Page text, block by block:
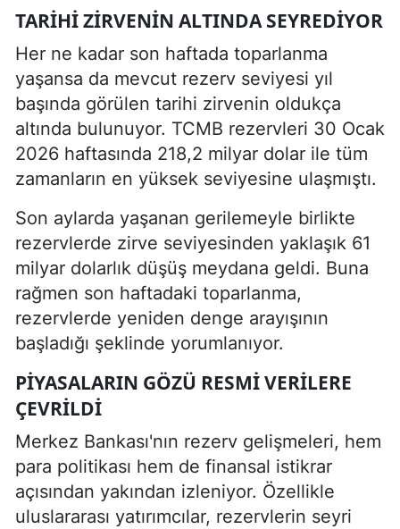
TARIHI ZIRVENIN ALTINDA SEYREDIYOR
Her ne kadar son haftada toparlanma
yaşansa da mevcut rezerv seviyesi yıl
başında görülen tarihi zirvenin oldukça
altında bulunuyor. TCMB rezervleri 30 Ocak
2026 haftasında 218,2 milyar dolar ile tüm
zamanların en yüksek seviyesine ulaşmıştı.
Son aylarda yaşanan gerilemeyle birlikte
rezervlerde zirve seviyesinden yaklaşık 61
milyar dolarlık düşüş meydana geldi. Buna
rağmen son haftadaki toparlanma,
rezervlerde yeniden denge arayışının
başladığı şeklinde yorumlanıyor.
PIYASALARIN GÖZÜ RESMI VERILERE
ÇEVRILDI
Merkez Bankası'nın rezerv gelişmeleri, hem
para politikası hem de finansal istikrar
açısından yakından izleniyor. Özellikle
uluslararası yatırımcılar, rezervlerin seyri